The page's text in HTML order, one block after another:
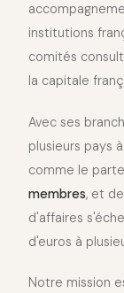
institutions
comités
la capitale
Avec ses
plusieurs pays
comme le
membres, et
d'affaires
d'euros à
Notre mission